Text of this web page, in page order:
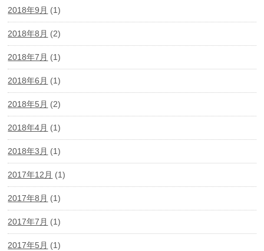
2018年9月 (1)
2018年8月 (2)
2018年7月 (1)
2018年6月 (1)
2018年5月 (2)
2018年4月 (1)
2018年3月 (1)
2017年12月 (1)
2017年8月 (1)
2017年7月 (1)
2017年5月 (1)